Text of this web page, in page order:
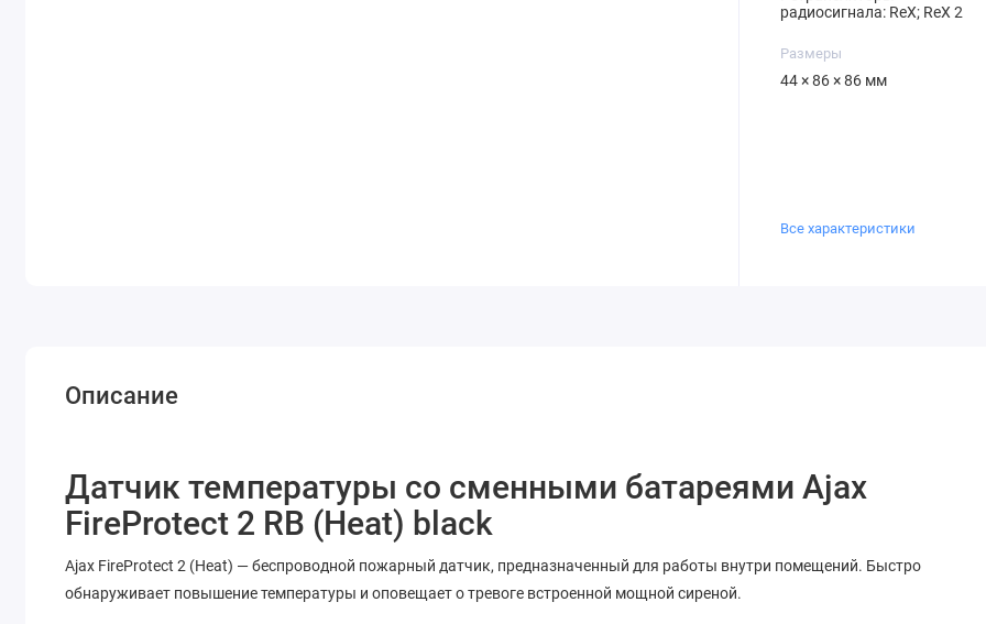
радиосигнала: ReX; ReX 2
Размеры
44 × 86 × 86 мм
Все характеристики
Описание
Датчик температуры со сменными батареями Ajax
FireProtect 2 RB (Heat) black
Ajax FireProtect 2 (Heat) — беспроводной пожарный датчик, предназначенный для работы внутри помещений. Быстро
обнаруживает повышение температуры и оповещает о тревоге встроенной мощной сиреной.